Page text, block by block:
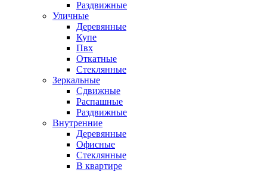
Раздвижные
Уличные
Деревянные
Купе
Пвх
Откатные
Стеклянные
Зеркальные
Сдвижные
Распашные
Раздвижные
Внутренние
Деревянные
Офисные
Стеклянные
В квартире